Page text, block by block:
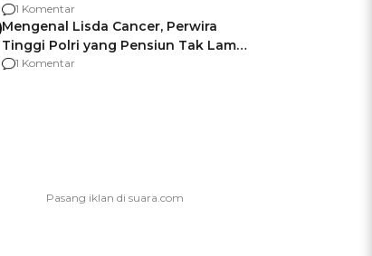
agar Dana Tidak Hangus!
1 Komentar
Mengenal Lisda Cancer, Perwira
Tinggi Polri yang Pensiun Tak Lama
Usai Jadi Brigjen
1 Komentar